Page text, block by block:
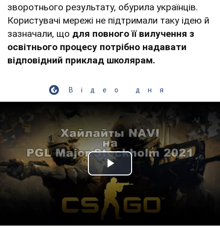
зворотнього результату, обурила українців.
Користувачі мережі не підтримали таку ідею й
зазначали, що для повного її вилучення з
освітнього процесу потрібно надавати
відповідний приклад школярам.
Відео дня
Play Video